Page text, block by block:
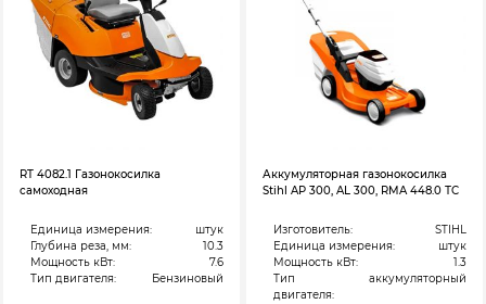
RT 4082.1 Газонокосилка
самоходная
Единица измерения:
штук
Глубина реза, мм:
10.3
Мощность кВт:
7.6
Тип двигателя:
Бензиновый
Аккумуляторная газонокосилка
Stihl AP 300, AL 300, RMA 448.0 ТC
Изготовитель:
STIHL
Единица измерения:
штук
Мощность кВт:
1.3
Тип
двигателя:
аккумуляторный